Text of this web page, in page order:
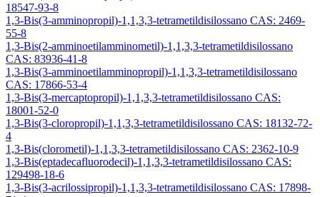
18547-93-8
1,3-Bis(3-amminopropil)-1,1,3,3-tetrametildisilossano CAS: 2469-
55-8
1,3-Bis(2-amminoetilamminometil)-1,1,3,3-tetrametildisilossano
CAS: 83936-41-8
1,3-Bis(3-amminoetilamminopropil)-1,1,3,3-tetrametildisilossano
CAS: 17866-53-4
1,3-Bis(3-mercaptopropil)-1,1,3,3-tetrametildisilossano CAS:
18001-52-0
1,3-Bis(3-cloropropil)-1,1,3,3-tetrametildisilossano CAS: 18132-72-
4
1,3-Bis(clorometil)-1,1,3,3-tetrametildisilossano CAS: 2362-10-9
1,3-Bis(eptadecafluorodecil)-1,1,3,3-tetrametildisilossano CAS:
129498-18-6
1,3-Bis(3-acrilossipropil)-1,1,3,3-tetrametildisilossano CAS: 17898-